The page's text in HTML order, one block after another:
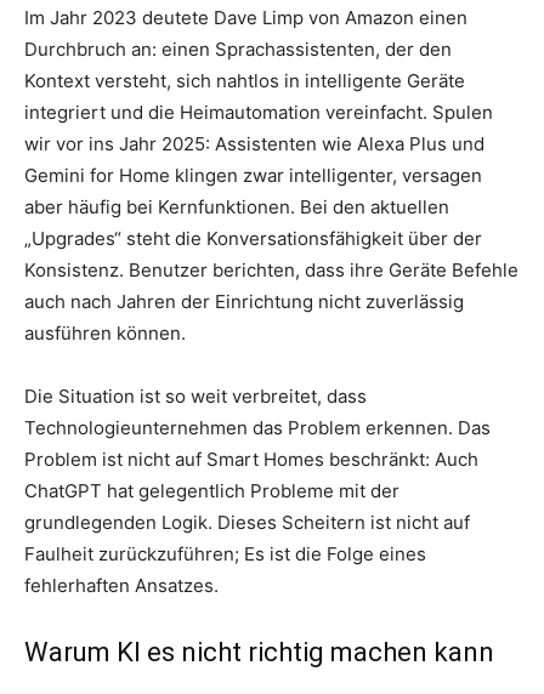
Im Jahr 2023 deutete Dave Limp von Amazon einen
Durchbruch an: einen Sprachassistenten, der den
Kontext versteht, sich nahtlos in intelligente Geräte
integriert und die Heimautomation vereinfacht. Spulen
wir vor ins Jahr 2025: Assistenten wie Alexa Plus und
Gemini for Home klingen zwar intelligenter, versagen
aber häufig bei Kernfunktionen. Bei den aktuellen
„Upgrades“ steht die Konversationsfähigkeit über der
Konsistenz. Benutzer berichten, dass ihre Geräte Befehle
auch nach Jahren der Einrichtung nicht zuverlässig
ausführen können.
Die Situation ist so weit verbreitet, dass
Technologieunternehmen das Problem erkennen. Das
Problem ist nicht auf Smart Homes beschränkt: Auch
ChatGPT hat gelegentlich Probleme mit der
grundlegenden Logik. Dieses Scheitern ist nicht auf
Faulheit zurückzuführen; Es ist die Folge eines
fehlerhaften Ansatzes.
Warum KI es nicht richtig machen kann